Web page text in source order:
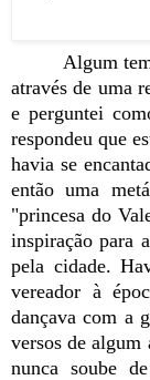
Algum tempo
através de uma
e perguntei
respondeu que
havia se
então uma
"princesa do
inspiração para
pela cidade.
vereador à
dançava com a
versos de
nunca soube